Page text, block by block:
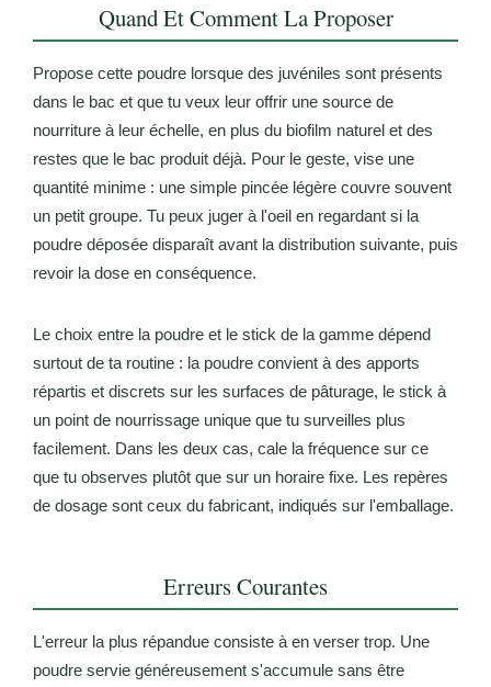
Quand Et Comment La Proposer
Propose cette poudre lorsque des juvéniles sont présents
dans le bac et que tu veux leur offrir une source de
nourriture à leur échelle, en plus du biofilm naturel et des
restes que le bac produit déjà. Pour le geste, vise une
quantité minime : une simple pincée légère couvre souvent
un petit groupe. Tu peux juger à l'oeil en regardant si la
poudre déposée disparaît avant la distribution suivante, puis
revoir la dose en conséquence.
Le choix entre la poudre et le stick de la gamme dépend
surtout de ta routine : la poudre convient à des apports
répartis et discrets sur les surfaces de pâturage, le stick à
un point de nourrissage unique que tu surveilles plus
facilement. Dans les deux cas, cale la fréquence sur ce
que tu observes plutôt que sur un horaire fixe. Les repères
de dosage sont ceux du fabricant, indiqués sur l'emballage.
Erreurs Courantes
L'erreur la plus répandue consiste à en verser trop. Une
poudre servie généreusement s'accumule sans être